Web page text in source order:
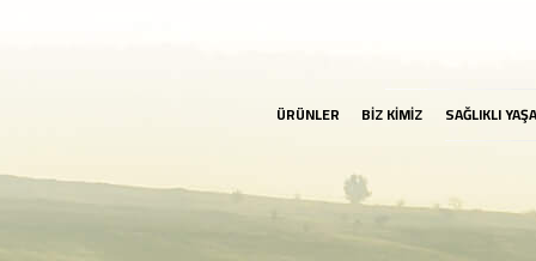
ÜRÜNLER BİZ KİMİZ SAĞLIKLI